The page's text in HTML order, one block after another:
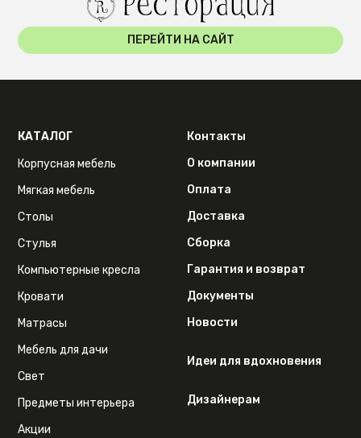
ПЕРЕЙТИ НА САЙТ
КАТАЛОГ
Корпусная мебель
Мягкая мебель
Столы
Стулья
Компьютерные кресла
Кровати
Матрасы
Мебель для дачи
Свет
Предметы интерьера
Акции
Контакты
О компании
Оплата
Доставка
Сборка
Гарантия и возврат
Документы
Новости
Идеи для вдохновения
Дизайнерам